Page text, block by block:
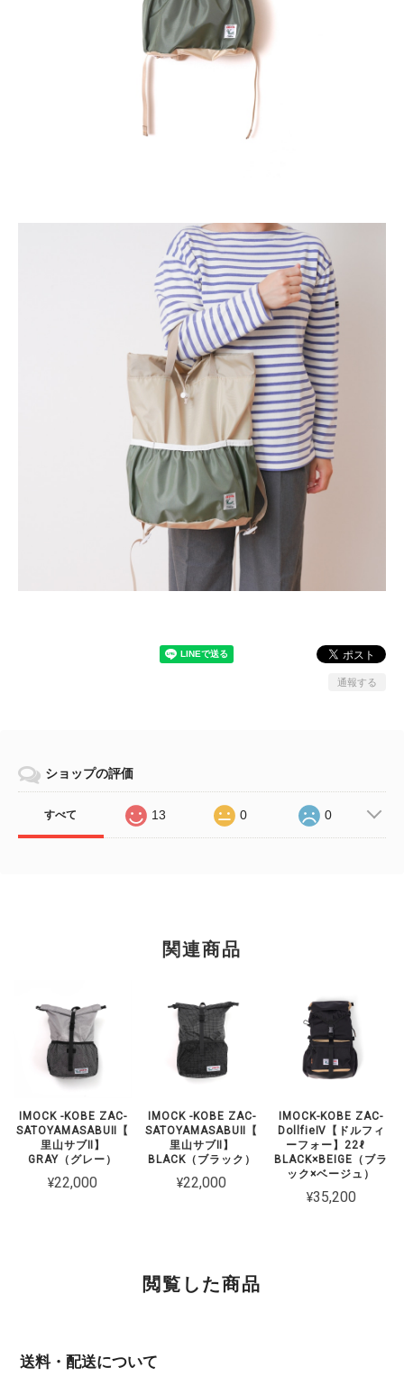
通報する
ショップの評価
すべて 13 0 0
関連商品
IMOCK -KOBE ZAC-
SATOYAMASABUⅡ【
里山サブⅡ】
GRAY（グレー）
¥22,000
IMOCK -KOBE ZAC-
SATOYAMASABUⅡ【
里山サブⅡ】
BLACK（ブラック）
¥22,000
IMOCK-KOBE ZAC-
DollfieⅣ【ドルフィ
ーフォー】22ℓ
BLACK×BEIGE（ブラ
ック×ベージュ）
¥35,200
閲覧した商品
送料・配送について